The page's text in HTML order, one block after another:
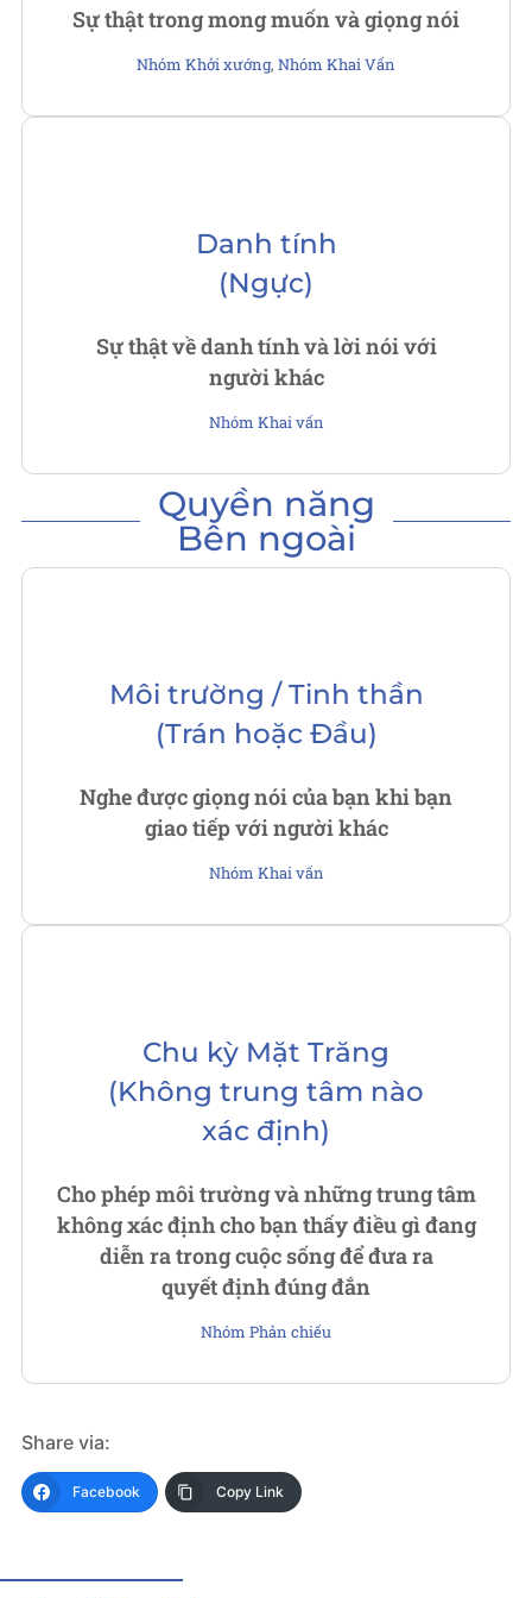
Sự thật trong mong muốn và giọng nói
Nhóm Khởi xướng, Nhóm Khai Vấn
Danh tính
(Ngực)
Sự thật về danh tính và lời nói với
người khác
Nhóm Khai vấn
Quyền năng
Bên ngoài
Môi trường / Tinh thần
(Trán hoặc Đầu)
Nghe được giọng nói của bạn khi bạn
giao tiếp với người khác
Nhóm Khai vấn
Chu kỳ Mặt Trăng
(Không trung tâm nào
xác định)
Cho phép môi trường và những trung tâm
không xác định cho bạn thấy điều gì đang
diễn ra trong cuộc sống để đưa ra
quyết định đúng đắn
Nhóm Phản chiếu
Share via:
Facebook Copy Link